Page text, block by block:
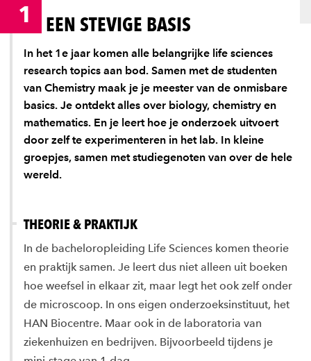
EEN STEVIGE BASIS
In het 1e jaar komen alle belangrijke life sciences
research topics aan bod. Samen met de studenten
van Chemistry maak je je meester van de onmisbare
basics. Je ontdekt alles over biology, chemistry en
mathematics. En je leert hoe je onderzoek uitvoert
door zelf te experimenteren in het lab. In kleine
groepjes, samen met studiegenoten van over de hele
wereld.
1
THEORIE & PRAKTIJK
In de bacheloropleiding Life Sciences komen theorie
en praktijk samen. Je leert dus niet alleen uit boeken
hoe weefsel in elkaar zit, maar legt het ook zelf onder
de microscoop. In ons eigen onderzoeksinstituut, het
HAN Biocentre. Maar ook in de laboratoria van
ziekenhuizen en bedrijven. Bijvoorbeeld tijdens je